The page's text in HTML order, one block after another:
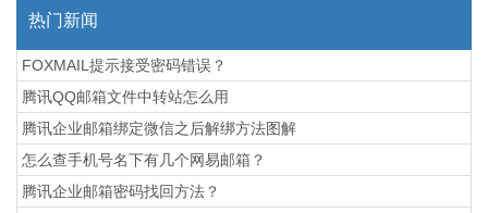
热门新闻
FOXMAIL提示接受密码错误？
腾讯QQ邮箱文件中转站怎么用
腾讯企业邮箱绑定微信之后解绑方法图解
怎么查手机号名下有几个网易邮箱？
腾讯企业邮箱密码找回方法？